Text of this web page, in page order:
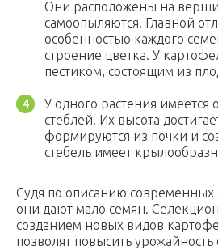
Они расположены на
самоопыляются. Главной
особенностью каждого
строение цветка. У
пестиком, состоящим из
У одного растения имеется
стеблей. Их высота
формируются из почки и
стебель имеет
Судя по описанию современных
они дают мало семян.
созданием новых видов
позволят повысить